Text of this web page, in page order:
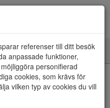
referenser till ditt besök
anpassade funktioner,
personifierad
cookies, som krävs för
vilken typ av cookies du vill